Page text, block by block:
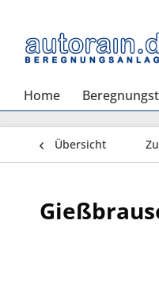
Home
Übersicht